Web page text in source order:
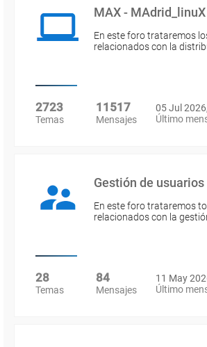
MAX - MAdrid_linuX
En este foro trataremos
relacionados con la
2723
Temas
11517
Mensajes
05 Jul
Último
Gestión de usuarios
En este foro trataremos
relacionados con la
28
Temas
84
Mensajes
11 May
Último